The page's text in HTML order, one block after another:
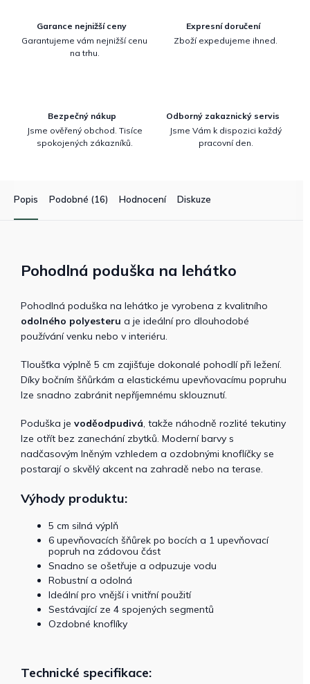
Garance nejnižší ceny
Garantujeme vám nejnižší cenu
na trhu.
Expresní doručení
Zboží expedujeme ihned.
Bezpečný nákup
Jsme ověřený obchod. Tisíce
spokojených zákazníků.
Odborný zakaznický servis
Jsme Vám k dispozici každý
pracovní den.
Popis Podobné (16) Hodnocení Diskuze
Pohodlná poduška na lehátko
Pohodlná poduška na lehátko je vyrobena z kvalitního
odolného polyesteru a je ideální pro dlouhodobé
používání venku nebo v interiéru.
Tloušťka výplně 5 cm zajišťuje dokonalé pohodlí při ležení.
Díky bočním šňůrkám a elastickému upevňovacímu popruhu
lze snadno zabránit nepříjemnému sklouznutí.
Poduška je voděodpudivá, takže náhodně rozlité tekutiny
lze otřít bez zanechání zbytků. Moderní barvy s
nadčasovým lněným vzhledem a ozdobnými knoflíčky se
postarají o skvělý akcent na zahradě nebo na terase.
Výhody produktu:
5 cm silná výplň
6 upevňovacích šňůrek po bocích a 1 upevňovací
popruh na zádovou část
Snadno se ošetřuje a odpuzuje vodu
Robustní a odolná
Ideální pro vnější i vnitřní použití
Sestávající ze 4 spojených segmentů
Ozdobné knoflíky
Technické specifikace: